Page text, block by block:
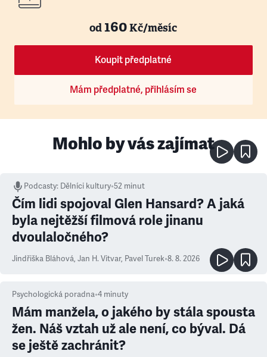
od160Kč/měsíc
Koupit předplatné
Mám předplatné, přihlásím se
Mohlo by vás zajímat
Podcasty: Dělníci kultury•52 minut
Čím lidi spojoval Glen Hansard? A jaká
byla nejtěžší filmová role jinanu
dvoulaločného?
Jindřiška Bláhová, Jan H. Vitvar, Pavel Turek•8. 8. 2026
Psychologická poradna•4 minuty
Mám manžela, o jakého by stála spousta
žen. Náš vztah už ale není, co býval. Dá
se ještě zachránit?